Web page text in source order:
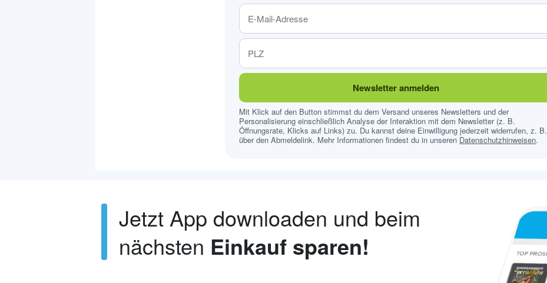
Newsletter anmelden
Mit Klick auf den Button stimmst du dem Versand unseres Newsletters und der
Personalisierung einschließlich Analyse der Interaktion mit dem Newsletter (z. B.
Öffnungsrate, Klicks auf Links) zu. Du kannst deine Einwilligung jederzeit widerrufen, z. B.
über den Abmeldelink. Mehr Informationen findest du in unseren Datenschutzhinweisen.
Jetzt App downloaden und beim
nächsten Einkauf sparen!